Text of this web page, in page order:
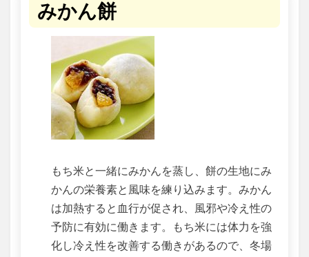
みかん餅
もち米と一緒にみかんを蒸し、餅の生地にみ
かんの栄養素と風味を練り込みます。みかん
は加熱すると血行が促され、風邪や冷え性の
予防に有効に働きます。もち米には体力を強
化し冷え性を改善する働きがあるので、冬場